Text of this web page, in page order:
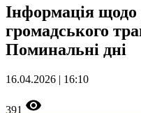
Інформація щодо
громадського
Поминальні дні
16.04.2026 | 16:10
391